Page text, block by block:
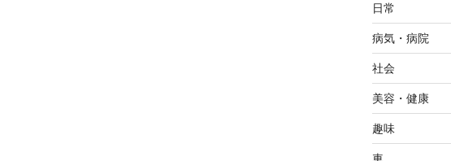
日常
病気・病院
社会
美容・健康
趣味